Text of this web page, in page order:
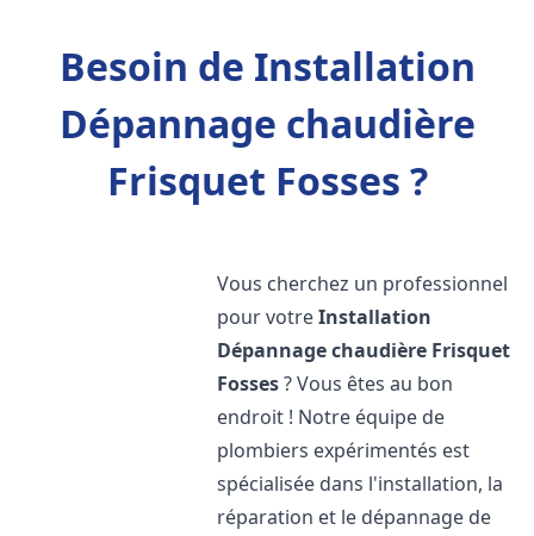
Besoin de Installation
Dépannage chaudière
Frisquet Fosses ?
Vous cherchez un professionnel
pour votreInstallation
Dépannage chaudière Frisquet
Fosses? Vous êtes au bon
endroit ! Notre équipe de
plombiers expérimentés est
spécialisée dans l'installation, la
réparation et le dépannage de